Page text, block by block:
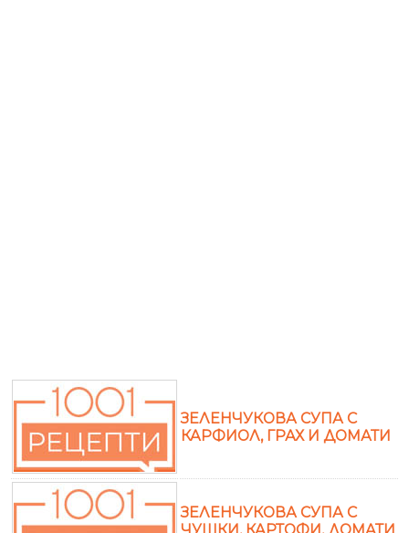
ЗЕЛЕНЧУКОВА СУПА С
КАРФИОЛ, ГРАХ И ДОМАТИ
ЗЕЛЕНЧУКОВА СУПА С
ЧУШКИ, КАРТОФИ, ДОМАТИ